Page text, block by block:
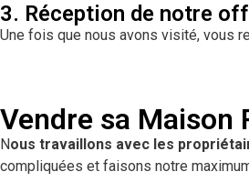
3. Réception de notre
Une fois que nous avons visité, vous
Vendre sa Maison
Nous travaillons avec les
compliquées et faisons notre